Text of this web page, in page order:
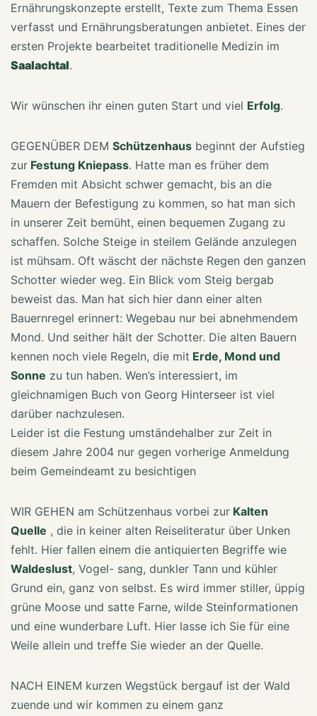
Ernährungskonzepte erstellt, Texte zum Thema Essen
verfasst und Ernährungsberatungen anbietet. Eines der
ersten Projekte bearbeitet traditionelle Medizin im
Saalachtal.
Wir wünschen ihr einen guten Start und viel Erfolg.
GEGENÜBER DEM Schützenhaus beginnt der Aufstieg
zur Festung Kniepass. Hatte man es früher dem
Fremden mit Absicht schwer gemacht, bis an die
Mauern der Befestigung zu kommen, so hat man sich
in unserer Zeit bemüht, einen bequemen Zugang zu
schaffen. Solche Steige in steilem Gelände anzulegen
ist mühsam. Oft wäscht der nächste Regen den ganzen
Schotter wieder weg. Ein Blick vom Steig bergab
beweist das. Man hat sich hier dann einer alten
Bauernregel erinnert: Wegebau nur bei abnehmendem
Mond. Und seither hält der Schotter. Die alten Bauern
kennen noch viele Regeln, die mit Erde, Mond und
Sonne zu tun haben. Wen’s interessiert, im
gleichnamigen Buch von Georg Hinterseer ist viel
darüber nachzulesen.
Leider ist die Festung umständehalber zur Zeit in
diesem Jahre 2004 nur gegen vorherige Anmeldung
beim Gemeindeamt zu besichtigen
WIR GEHEN am Schützenhaus vorbei zur Kalten
Quelle , die in keiner alten Reiseliteratur über Unken
fehlt. Hier fallen einem die antiquierten Begriffe wie
Waldeslust, Vogel- sang, dunkler Tann und kühler
Grund ein, ganz von selbst. Es wird immer stiller, üppig
grüne Moose und satte Farne, wilde Steinformationen
und eine wunderbare Luft. Hier lasse ich Sie für eine
Weile allein und treffe Sie wieder an der Quelle.
NACH EINEM kurzen Wegstück bergauf ist der Wald
zuende und wir kommen zu einem ganz